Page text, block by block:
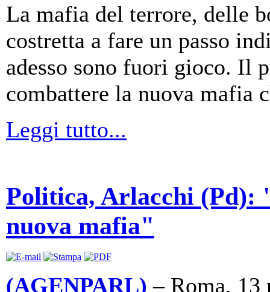
La mafia del terrore, delle
costretta a fare un passo
adesso sono fuori gioco. Il
combattere la nuova mafia
Leggi tutto...
Politica, Arlacchi
nuova mafia"
(AGENPARL)– Roma, 13